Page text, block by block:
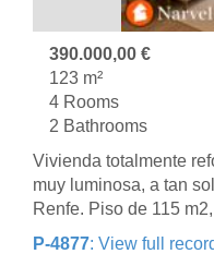
390.000,00 €
123 m²
4 Rooms
2 Bathrooms
Vivienda totalmente
muy luminosa, a tan
Renfe. Piso de 115 m2,
P-4877: View full